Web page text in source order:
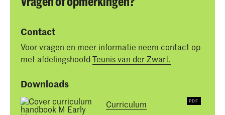
Contact
Voor vragen en meer informatie neem contact op
met afdelingshoofdTeunis van der Zwart.
Downloads
Curriculum